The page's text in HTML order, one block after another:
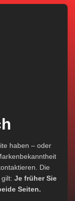
haben – oder
Die
Je früher Sie
Seiten.